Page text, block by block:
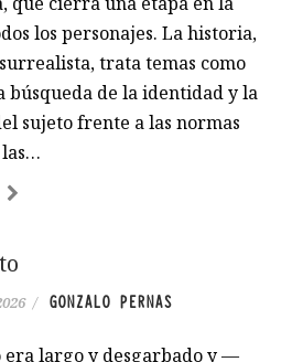
los personajes. La historia,
trata temas como
búsqueda de la identidad y la
sujeto frente a las normas
las…
/ GONZALO PERNAS
largo y desgarbado y —